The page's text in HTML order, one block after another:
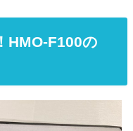
HMO-F100の